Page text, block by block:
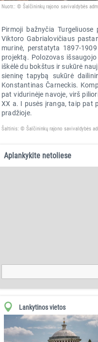
Nuotr.: © Šalčininkų rajono savivaldybės
Pirmoji bažnyčia
Viktoro Gabrialovičiaus
murinė, perstatyta 1897-
projektą. Polozovas
iškėlė du bokštus ir sukūrė
sieninę tapybą sukūrė
Konstantinas Čarneckis.
pat vidurinėje navoje, virš
XX a. I pusės įranga, taip pat
pradžioje.
Šaltinis: © Šalčininkų rajono savivaldybės
Aplankykite netoliese
Lankytinos vietos